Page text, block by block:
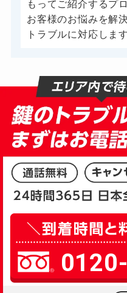
もってご紹介するプ
お客様のお悩みを解
トラブルに対応します